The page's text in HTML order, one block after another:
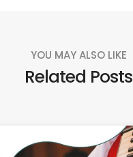
YOU MAY ALSO LIKE
Related Posts